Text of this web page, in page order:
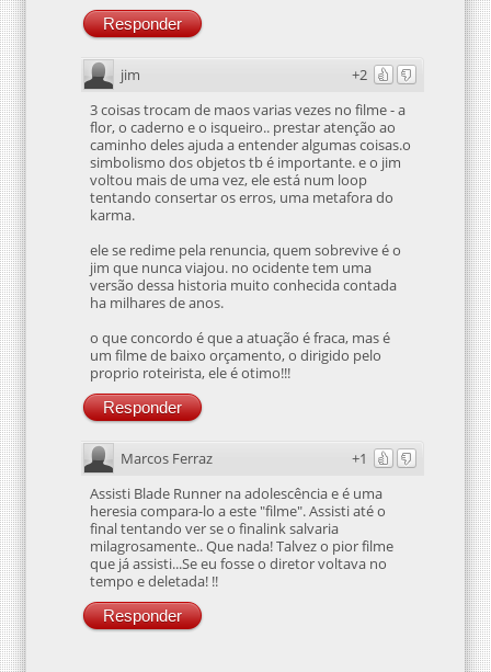
Responder
+2
jim
3 coisas trocam de maos varias vezes no filme - a
flor, o caderno e o isqueiro.. prestar atenção ao
caminho deles ajuda a entender algumas coisas.o
simbolismo dos objetos tb é importante. e o jim
voltou mais de uma vez, ele está num loop
tentando consertar os erros, uma metafora do
karma.
ele se redime pela renuncia, quem sobrevive é o
jim que nunca viajou. no ocidente tem uma
versão dessa historia muito conhecida contada
ha milhares de anos.
o que concordo é que a atuação é fraca, mas é
um filme de baixo orçamento, o dirigido pelo
proprio roteirista, ele é otimo!!!
Responder
+1
Marcos Ferraz
Assisti Blade Runner na adolescência e é uma
heresia compara-lo a este "filme". Assisti até o
final tentando ver se o finalink salvaria
milagrosamente.. Que nada! Talvez o pior filme
que já assisti...Se eu fosse o diretor voltava no
tempo e deletada! !!
Responder